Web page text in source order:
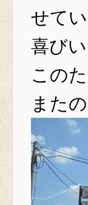
せて
喜び
この
また